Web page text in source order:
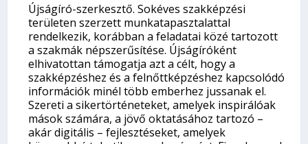
Újságíró-szerkesztő. Sokéves szakképzési
területen szerzett munkatapasztalattal
rendelkezik, korábban a feladatai közé tartozott
a szakmák népszerűsítése. Újságíróként
elhivatottan támogatja azt a célt, hogy a
szakképzéshez és a felnőttképzéshez kapcsolódó
információk minél több emberhez jussanak el.
Szereti a sikertörténeteket, amelyek inspirálóak
mások számára, a jövő oktatásához tartozó –
akár digitális – fejlesztéseket, amelyek